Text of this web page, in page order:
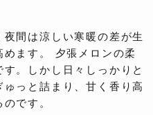
間は涼しい寒暖の差が生
ます。 夕張メロンの柔
。しかし日々しっかりと
っと詰まり、甘く香り高
です。